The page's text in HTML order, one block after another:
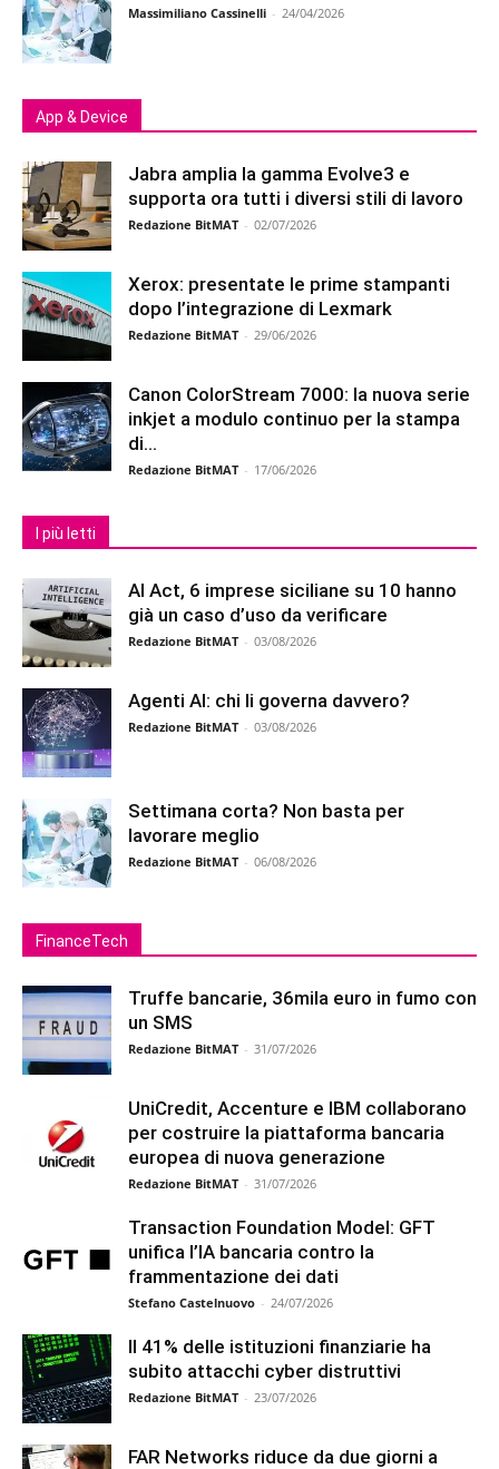
Massimiliano Cassinelli - 24/04/2026
App & Device
Jabra amplia la gamma Evolve3 e
supporta ora tutti i diversi stili di lavoro
Redazione BitMAT - 02/07/2026
Xerox: presentate le prime stampanti
dopo l’integrazione di Lexmark
Redazione BitMAT - 29/06/2026
Canon ColorStream 7000: la nuova serie
inkjet a modulo continuo per la stampa
di...
Redazione BitMAT - 17/06/2026
I più letti
AI Act, 6 imprese siciliane su 10 hanno
già un caso d’uso da verificare
Redazione BitMAT - 03/08/2026
Agenti AI: chi li governa davvero?
Redazione BitMAT - 03/08/2026
Settimana corta? Non basta per
lavorare meglio
Redazione BitMAT - 06/08/2026
FinanceTech
Truffe bancarie, 36mila euro in fumo con
un SMS
Redazione BitMAT - 31/07/2026
UniCredit, Accenture e IBM collaborano
per costruire la piattaforma bancaria
europea di nuova generazione
Redazione BitMAT - 31/07/2026
Transaction Foundation Model: GFT
unifica l’IA bancaria contro la
frammentazione dei dati
Stefano Castelnuovo - 24/07/2026
Il 41% delle istituzioni finanziarie ha
subito attacchi cyber distruttivi
Redazione BitMAT - 23/07/2026
FAR Networks riduce da due giorni a